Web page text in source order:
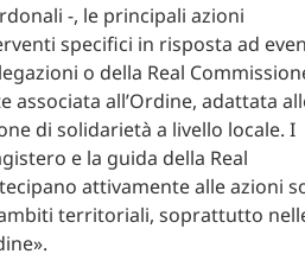
-, le principali azioni
specifici in risposta ad
o della Real
associata all’Ordine, adattata
di solidarietà a livello locale. I
e la guida della Real
attivamente alle azioni
territoriali, soprattutto